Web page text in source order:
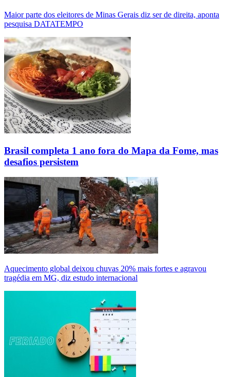
Maior parte dos eleitores de Minas Gerais diz ser de direita, aponta
pesquisa DATATEMPO
Brasil completa 1 ano fora do Mapa da Fome, mas
desafios persistem
Aquecimento global deixou chuvas 20% mais fortes e agravou
tragédia em MG, diz estudo internacional